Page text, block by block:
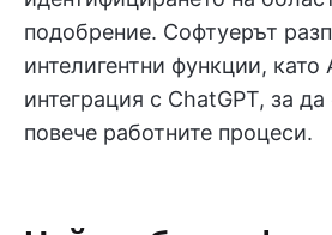
подобрение. Софтуерът
интелигентни функции,
интеграция с ChatGPT, за
повече работните процеси.